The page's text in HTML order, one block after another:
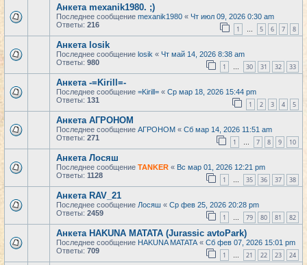
Анкета mexanik1980. ;)
Последнее сообщение mexanik1980 « Чт июл 09, 2026 0:30 am
Ответы: 216 1 … 5 6 7 8
Анкета losik
Последнее сообщение losik « Чт май 14, 2026 8:38 am
Ответы: 980 1 … 30 31 32 33
Анкета -=Kirill=-
Последнее сообщение =Kirill= « Ср мар 18, 2026 15:44 pm
Ответы: 131 1 2 3 4 5
Анкета АГРОНОМ
Последнее сообщение АГРОНОМ « Сб мар 14, 2026 11:51 am
Ответы: 271 1 … 7 8 9 10
Анкета Лосяш
Последнее сообщение TANKER « Вс мар 01, 2026 12:21 pm
Ответы: 1128 1 … 35 36 37 38
Анкета RAV_21
Последнее сообщение Лосяш « Ср фев 25, 2026 20:28 pm
Ответы: 2459 1 … 79 80 81 82
Анкета HAKUNA MATATA (Jurassic avtoPark)
Последнее сообщение HAKUNA MATATA « Сб фев 07, 2026 15:01 pm
Ответы: 709 1 … 21 22 23 24